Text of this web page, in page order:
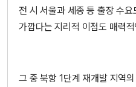
전 시 서울과 세종 등 출장 수
가깝다는 지리적 이점도 매력
그 중 북항 1단계 재개발 지역